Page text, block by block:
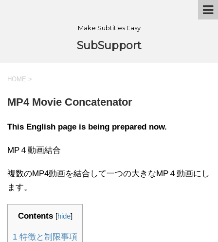
Make Subtitles Easy
SubSupport
HOME >
MP4 Movie Concatenator
This English page is being prepared now.
MP４動画結合
複数のMP4動画を結合して一つの大きなMP４動画にし
ます。
Contents [hide]
1 特徴と制限事項